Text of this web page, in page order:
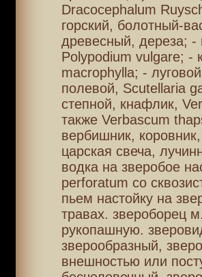
Dracocephalum
горский, болотный-
древесный, дереза; -
Polypodium vulgare; -
macrophylla; -
полевой, Scutellaria
степной, кнафлик,
также Verbascum
вербишник,
царская свеча,
водка на зверобое
perforatum со
пьем настойку на
травах. звероборец
рукопашную.
зверообразный,
внешностью или